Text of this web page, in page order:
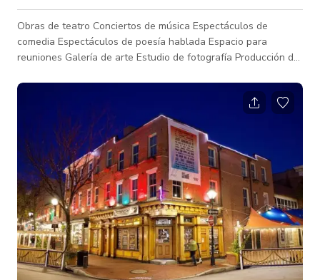
Obras de teatro Conciertos de música Espectáculos de
comedia Espectáculos de poesía hablada Espacio para
reuniones Galería de arte Estudio de fotografía Producción de
Tenemos un espacio amplio y abierto que puede acomodar
casi cualquier actividad. Contamos con una sala verde, una
kitchenette y un escenario. También tenemos algo de
iluminación y equipo profesional de sonido.